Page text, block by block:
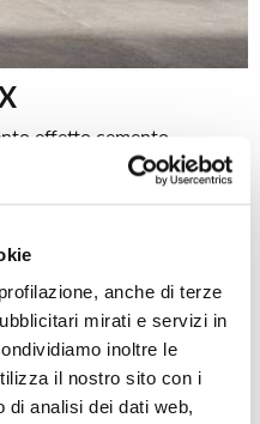
anche di terze
mirati e servizi in
inoltre le
il nostro sito con i
di analisi dei dati web,
effetto cemento